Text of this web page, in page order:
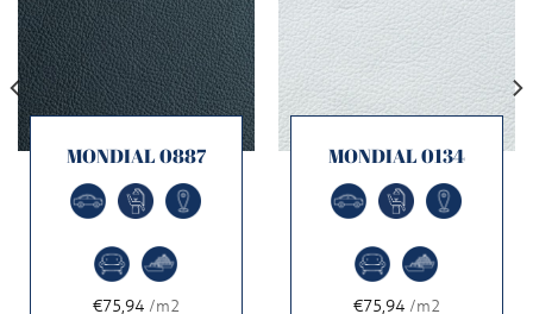
MONDIAL 0887
€75,94/m2
MONDIAL 0134
€75,94/m2